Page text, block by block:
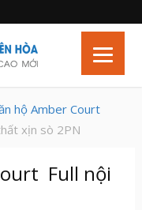
hộ Amber Court
xịn sò 2PN
Full nội